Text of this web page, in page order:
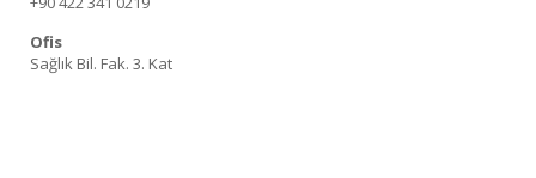
Ofis
Sağlık Bil. Fak. 3. Kat